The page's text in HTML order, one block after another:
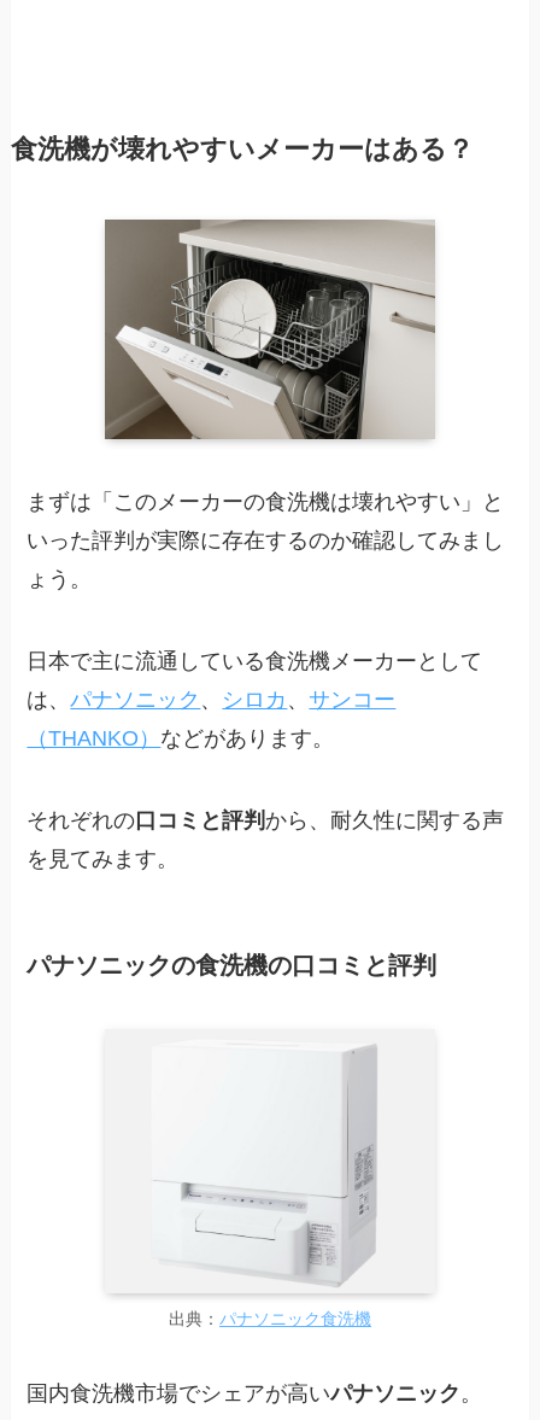
食洗機が壊れやすいメーカーはある？
まずは「このメーカーの食洗機は壊れやすい」と
いった評判が実際に存在するのか確認してみまし
ょう。
日本で主に流通している食洗機メーカーとして
は、パナソニック 、 シロカ 、サンコー
（THANKO） などがあります。
それぞれの口コミと評判 から、耐久性に関する声
を見てみます。
パナソニックの食洗機の口コミと評判
出典： パナソニック食洗機
国内食洗機市場でシェアが高いパナソニック 。